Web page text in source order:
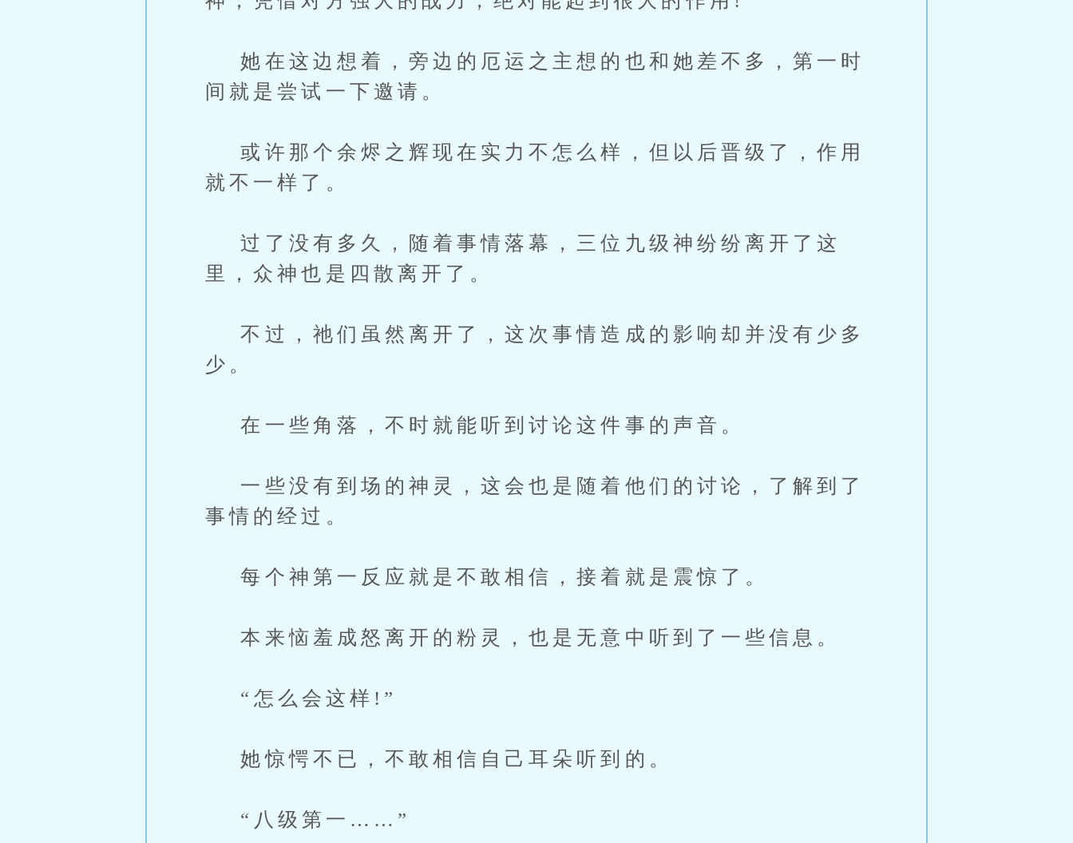
她在这边想着，旁边的厄运之主想的也和她差不多，第一时
间就是尝试一下邀请。
或许那个余烬之辉现在实力不怎么样，但以后晋级了，作用
就不一样了。
过了没有多久，随着事情落幕，三位九级神纷纷离开了这
里，众神也是四散离开了。
不过，祂们虽然离开了，这次事情造成的影响却并没有少多
少。
在一些角落，不时就能听到讨论这件事的声音。
一些没有到场的神灵，这会也是随着他们的讨论，了解到了
事情的经过。
每个神第一反应就是不敢相信，接着就是震惊了。
本来恼羞成怒离开的粉灵，也是无意中听到了一些信息。
“怎么会这样!”
她惊愕不已，不敢相信自己耳朵听到的。
“八级第一……”